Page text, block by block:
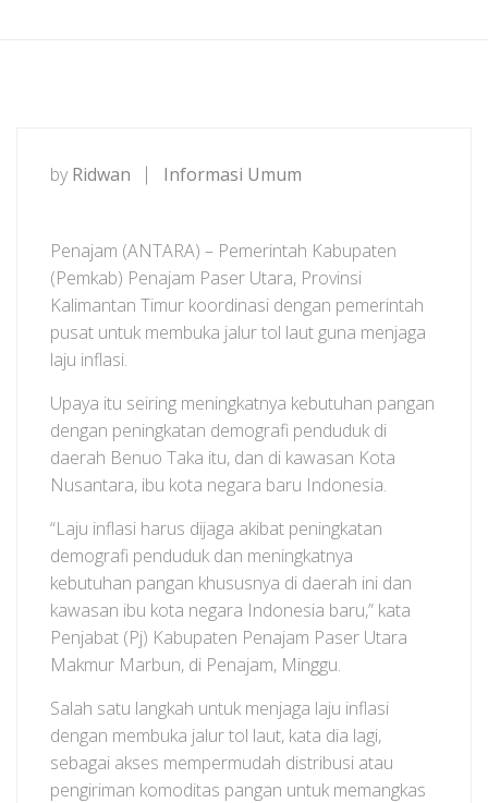
by Ridwan Informasi Umum
Penajam (ANTARA) – Pemerintah Kabupaten
(Pemkab) Penajam Paser Utara, Provinsi
Kalimantan Timur koordinasi dengan pemerintah
pusat untuk membuka jalur tol laut guna menjaga
laju inflasi.
Upaya itu seiring meningkatnya kebutuhan pangan
dengan peningkatan demografi penduduk di
daerah Benuo Taka itu, dan di kawasan Kota
Nusantara, ibu kota negara baru Indonesia.
“Laju inflasi harus dijaga akibat peningkatan
demografi penduduk dan meningkatnya
kebutuhan pangan khususnya di daerah ini dan
kawasan ibu kota negara Indonesia baru,” kata
Penjabat (Pj) Kabupaten Penajam Paser Utara
Makmur Marbun, di Penajam, Minggu.
Salah satu langkah untuk menjaga laju inflasi
dengan membuka jalur tol laut, kata dia lagi,
sebagai akses mempermudah distribusi atau
pengiriman komoditas pangan untuk memangkas